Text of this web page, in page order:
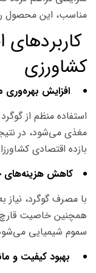
مناسب، این محصول
کاربردهای
کشاورزی
افزایش
استفاده منظم از
مغذی می‌شود، در
بازده اقتصادی
کاهش هزینه‌های
با مصرف گوگرد،
همچنین خاصیت
سموم شیمیایی
بهبود کیفیت و